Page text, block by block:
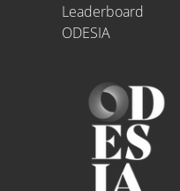
Leaderboard
ODESIA